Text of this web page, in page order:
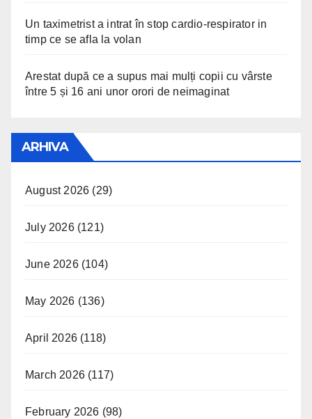
Un taximetrist a intrat în stop cardio-respirator in
timp ce se afla la volan
Arestat după ce a supus mai mulți copii cu vârste
între 5 și 16 ani unor orori de neimaginat
ARHIVA
August 2026 (29)
July 2026(121)
June 2026(104)
May 2026 (136)
April 2026 (118)
March 2026 (117)
February 2026 (98)